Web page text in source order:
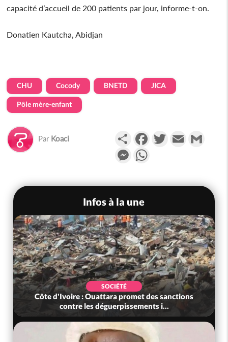
capacité d’accueil de 200 patients par jour, informe-t-on.
Donatien Kautcha, Abidjan
CHU Cocody BNETD JICA
Pôle mère-enfant
Par Koaci PartagerFacebookTwitterEmail
Messenger
Infos à la une
SOCIÉTÉ
Côte d'Ivoire : Ouattara promet des sanctions
contre les déguerpissements i...